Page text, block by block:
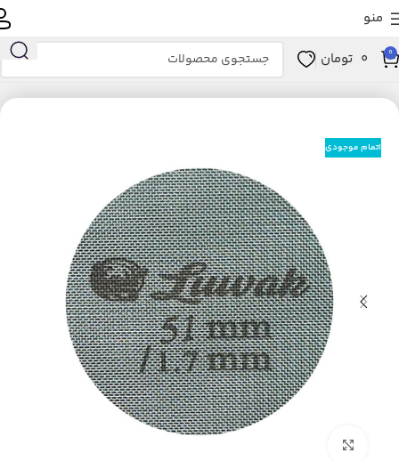
منو
0
0 تومان
خانه لوازم خانگی برقی نوشیدنی ساز لوازم جانبی و مصرفی نوشیدنی‌ساز
اتمام موجودی